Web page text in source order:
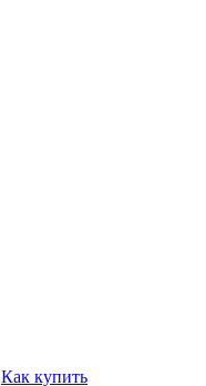
Как купить